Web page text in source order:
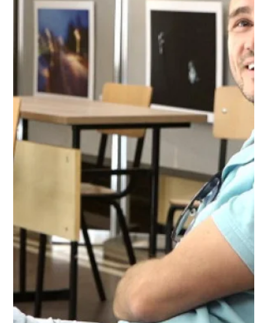
време за четене: 3 мин.